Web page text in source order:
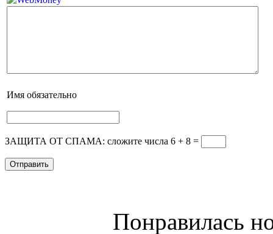
Имя обязательно
ЗАЩИТА ОТ СПАМА: сложите числа 6 + 8 =
Понравилась